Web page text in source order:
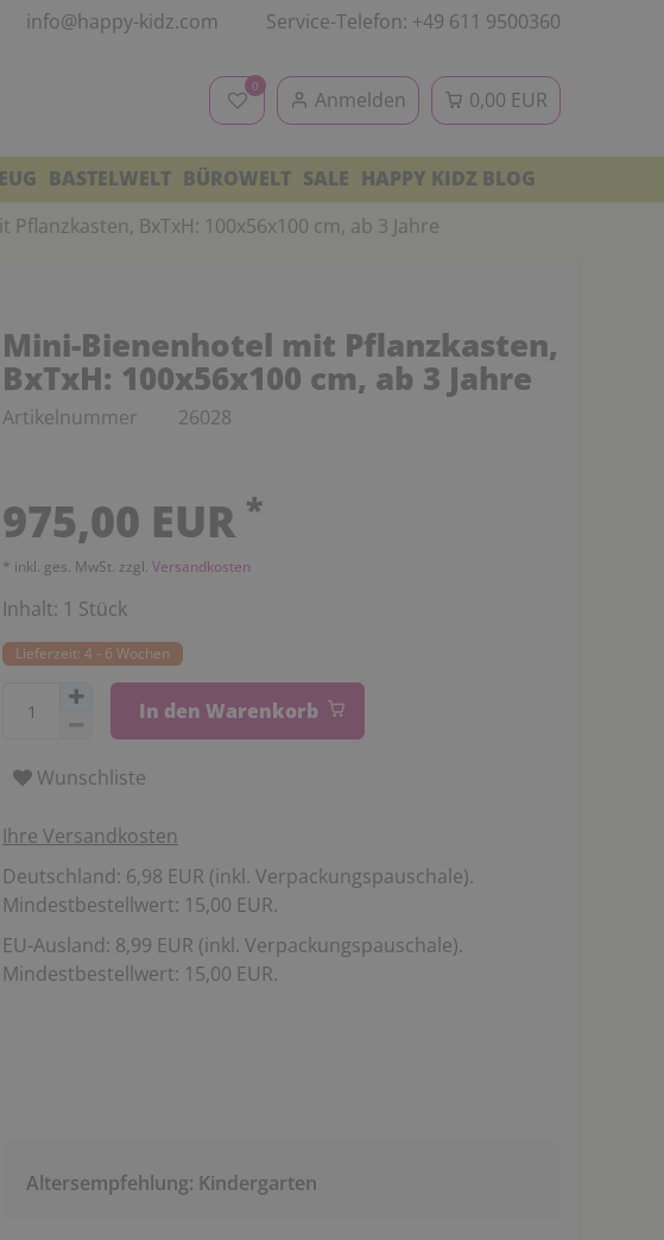
info@happy-kidz.com Service-Telefon: +49 611 9500360
0
Anmelden 0,00 EUR
BASTELWELT BÜROWELT SALE HAPPY KIDZ BLOG
BxTxH: 100x56x100 cm, ab 3 Jahre
Mini-Bienenhotel mit Pflanzkasten,
BxTxH: 100x56x100 cm, ab 3 Jahre
Artikelnummer 26028
975,00 EUR *
* inkl. ges. MwSt. zzgl. Versandkosten
Inhalt: 1 Stück
Lieferzeit: 4 - 6 Wochen
In den Warenkorb
Wunschliste
Ihre Versandkosten
Deutschland: 6,98 EUR (inkl. Verpackungspauschale).
Mindestbestellwert: 15,00 EUR.
EU-Ausland: 8,99 EUR (inkl. Verpackungspauschale).
Mindestbestellwert: 15,00 EUR.
Altersempfehlung: Kindergarten